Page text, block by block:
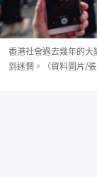
香港社會過去幾年的大
到迷惘。（資料圖片/張